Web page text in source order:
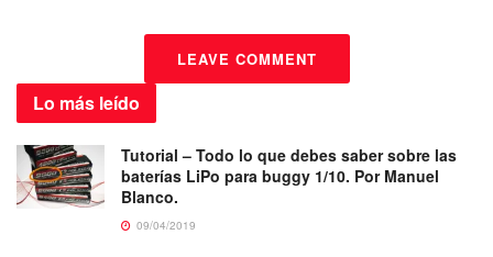
LEAVE COMMENT
Lo más leído
Tutorial – Todo lo que debes saber sobre las
baterías LiPo para buggy 1/10. Por Manuel
Blanco.
09/04/2019